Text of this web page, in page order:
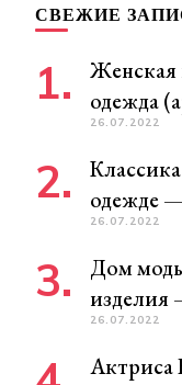
СВЕЖИЕ
Женская
одежда
26.07.2022
одежде
26.07.2022
Дом
изделия
26.07.2022
Актриса